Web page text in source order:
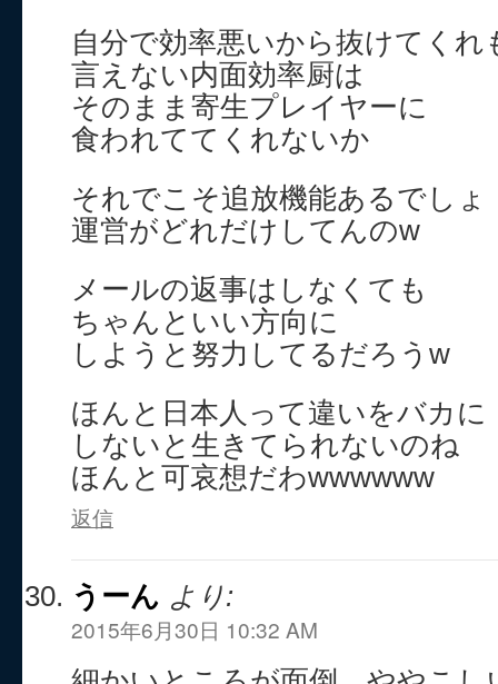
自分で効率悪いから抜けてくれ
言えない内面効率厨は
そのまま寄生プレイヤーに
食われててくれないか
それでこそ追放機能あるでしょ
運営がどれだけしてんのw
メールの返事はしなくても
ちゃんといい方向に
しようと努力してるだろうw
ほんと日本人って違いをバカに
しないと生きてられないのね
ほんと可哀想だわwwwwww
返信
うーん より:
2015年6月30日 10:32 AM